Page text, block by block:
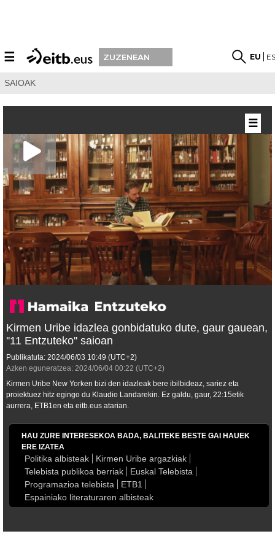
☰ ZUZENEAN EU
SAIOAK
Kirmen Uribe idazlea gonbidatuko dute, gaur gauean,
''11 Entzuteko'' saioan
Publikatuta: 2024/06/03 10:49 (UTC+2)
Azken eguneratzea: 2024/06/04 00:22 (UTC+2)
Kirmen Uribe New Yorken bizi den idazleak bere ibilbideaz, sariez eta
proiektuez hitz egingo du Klaudio Landarekin. Ez galdu, gaur, 22:15etik
aurrera, ETB1en eta eitb.eus atarian.
HAU ZURE INTERESEKOA BADA, BALITEKE BESTE GAI HAUEK
ERE IZATEA
Politika albisteak
Kirmen Uribe argazkiak
Telebista publikoa berriak
Euskal Telebista
Programazioa telebista
ETB1
Espainiako literaturaren albisteak
☰